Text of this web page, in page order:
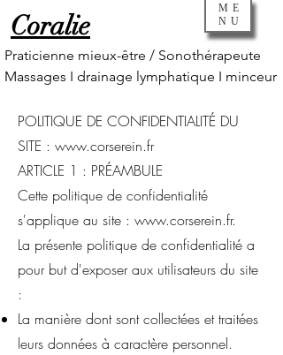
ME
NU
Praticienne mieux-être / Sonothérapeute
Massages I drainage lymphatique I minceur
Coralie
POLITIQUE DE CONFIDENTIALITÉ DU
SITE : www.corserein.fr
ARTICLE 1 : PRÉAMBULE
Cette politique de confidentialité
s'applique au site : www.corserein.fr.
La présente politique de confidentialité a
pour but d'exposer aux utilisateurs du site
:
La manière dont sont collectées et traitées
leurs données à caractère personnel.